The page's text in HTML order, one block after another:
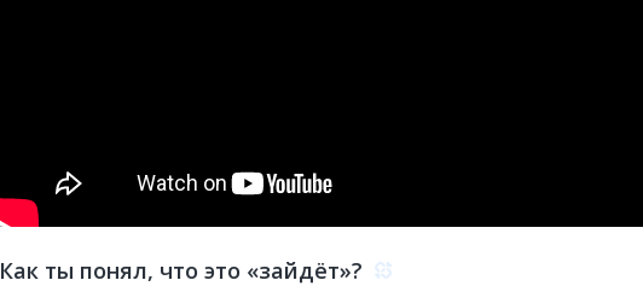
Как ты понял, что это «зайдёт»?